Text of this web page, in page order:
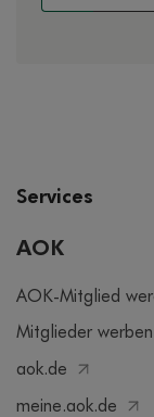
Services
AOK
AOK-Mitglied
Mitglieder
aok.de
meine.aok.de